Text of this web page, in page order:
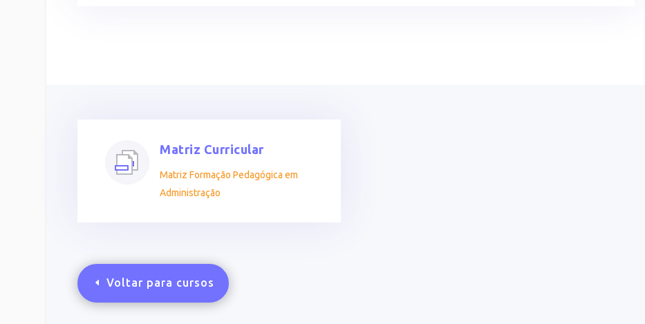
Matriz Curricular
Matriz Formação Pedagógica em
Administração
Voltar para cursos